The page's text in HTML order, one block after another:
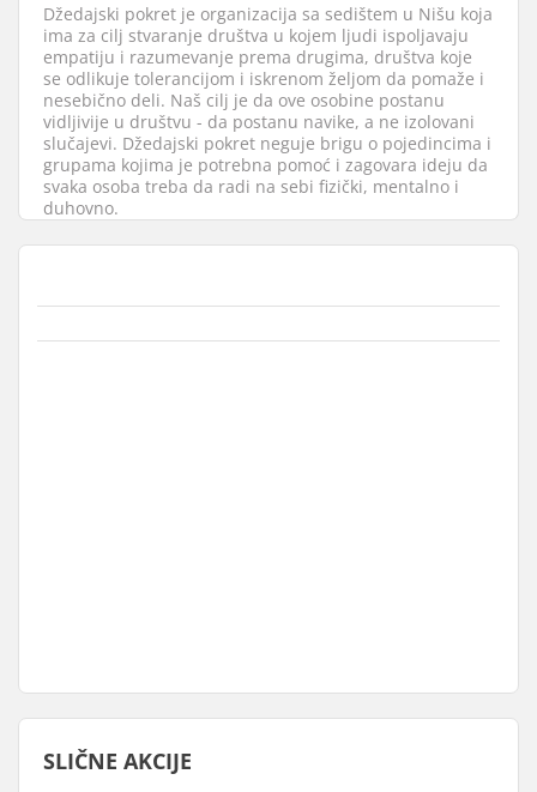
Džedajski pokret je organizacija sa sedištem u Nišu koja
ima za cilj stvaranje društva u kojem ljudi ispoljavaju
empatiju i razumevanje prema drugima, društva koje
se odlikuje tolerancijom i iskrenom željom da pomaže i
nesebično deli. Naš cilj je da ove osobine postanu
vidljivije u društvu - da postanu navike, a ne izolovani
slučajevi. Džedajski pokret neguje brigu o pojedincima i
grupama kojima je potrebna pomoć i zagovara ideju da
svaka osoba treba da radi na sebi fizički, mentalno i
duhovno.
SLIČNE AKCIJE